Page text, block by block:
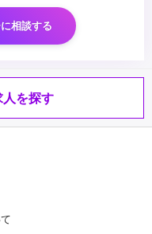
相談する
を探す